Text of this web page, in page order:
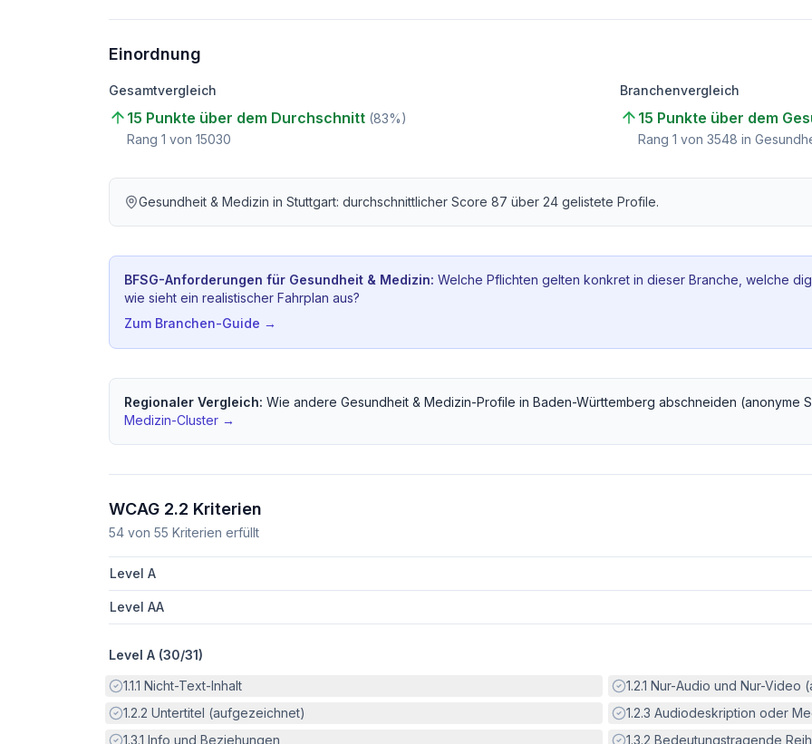
Einordnung
Gesamtvergleich
15 Punkte über dem Durchschnitt (83%)
Rang 1 von 15030
Branchenvergleich
15 Punkte über dem
Rang 1 von 3548 in
Gesundheit & Medizin in Stuttgart: durchschnittlicher Score 87 über 24 gelistete Profile.
BFSG-Anforderungen für Gesundheit & Medizin: Welche Pflichten gelten konkret in dieser Branche, welche
wie sieht ein realistischer Fahrplan aus?
Zum Branchen-Guide →
Regionaler Vergleich: Wie andere Gesundheit & Medizin-Profile in Baden-Württemberg abschneiden (anonyme
Medizin-Cluster →
WCAG 2.2 Kriterien
54 von 55 Kriterien erfüllt
Level A
Level AA
Level A (30/31)
Erfüllt:
1.1.1 Nicht-Text-Inhalt Erfüllt:
1.2.1 Nur-Audio und Nur-Video
Erfüllt:
1.2.2 Untertitel (aufgezeichnet) Erfüllt:
1.2.3 Audiodeskription oder
Erfüllt:
1.3.1 Info und Beziehungen Erfüllt:
1.3.2 Bedeutungstragende